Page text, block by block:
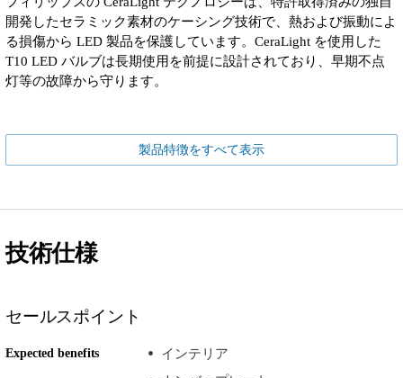
開発したセラミック素材のケーシング技術で、熱および振動によ
る損傷から LED 製品を保護しています。CeraLight を使用した
T10 LED バルブは長期使用を前提に設計されており、早期不点
灯等の故障から守ります。
製品特徴をすべて表示
技術仕様
セールスポイント
Expected benefits
インテリア